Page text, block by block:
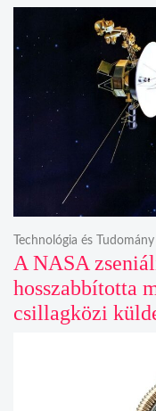
A NASA
hosszabbította
csillagközi
Technológia és Tudomány